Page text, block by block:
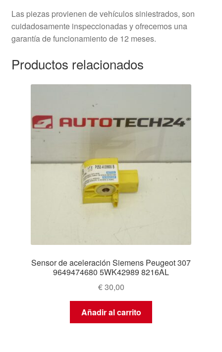
Las piezas provienen de vehículos siniestrados, son
cuidadosamente inspeccionadas y ofrecemos una
garantía de funcionamiento de 12 meses.
Productos relacionados
Sensor de aceleración Siemens Peugeot 307
9649474680 5WK42989 8216AL
€30,00
Añadir al carrito